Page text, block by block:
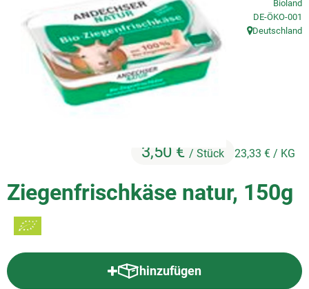
So geht's
Service
Unsere regionalen Erzeuger
Ziegenfrischkäse natur, 150g
3,50 € / Stück 23,33 € / KG
Bioland
, Kontrollstelle:
DE-ÖKO-001
, Herkunft:
Deutschland
hinzufügen
Produkt zum Warenkorb